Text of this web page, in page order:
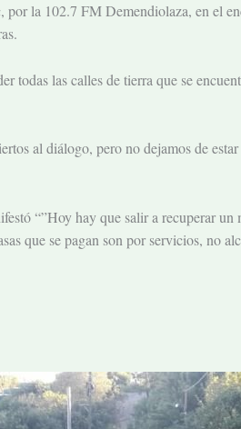
, por la 102.7 FM Demendiolaza, en el
todas las calles de tierra que se
al diálogo, pero no dejamos de
“”Hoy hay que salir a recuperar
que se pagan son por servicios, no